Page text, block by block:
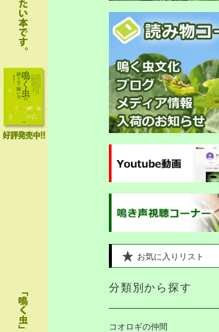
お気に入りリスト
分類別から探す
コオロギの仲間